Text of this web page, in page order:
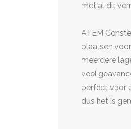
met al dit
ATEM
plaatsen
meerdere
veel
perfect voor
dus het is